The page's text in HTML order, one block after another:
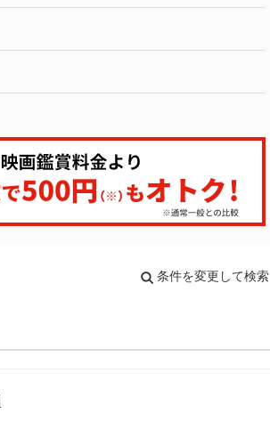
条件を変更して検索